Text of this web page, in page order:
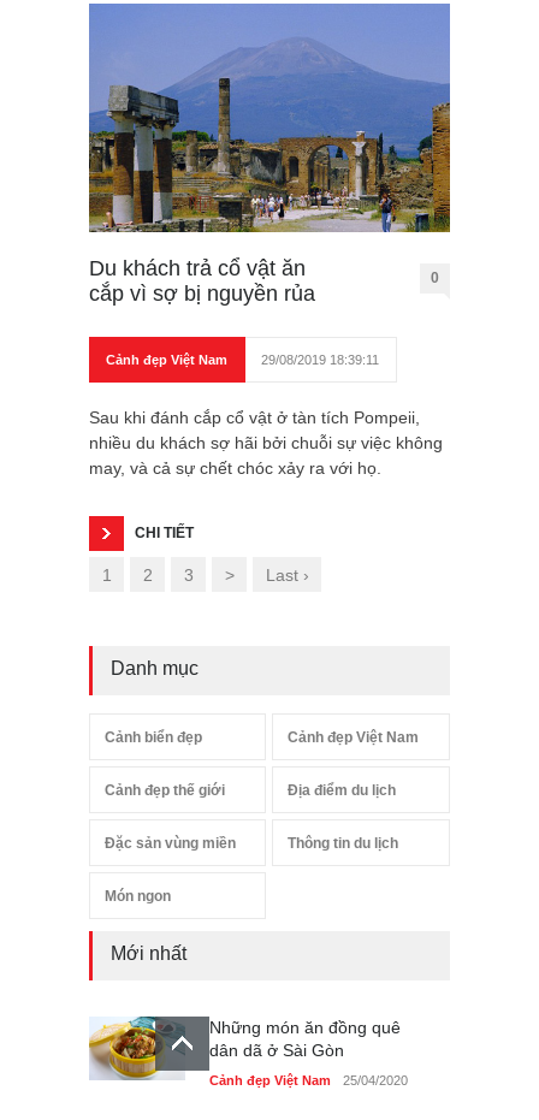
Du khách trả cổ vật ăn
cắp vì sợ bị nguyền rủa
0
Cảnh đẹp Việt Nam 29/08/2019 18:39:11
Sau khi đánh cắp cổ vật ở tàn tích Pompeii,
nhiều du khách sợ hãi bởi chuỗi sự việc không
may, và cả sự chết chóc xảy ra với họ.
CHI TIẾT
1 2 3 > Last ›
Danh mục
Cảnh biển đẹp Cảnh đẹp Việt Nam
Cảnh đẹp thế giới Địa điểm du lịch
Đặc sản vùng miền Thông tin du lịch
Món ngon
Mới nhất
Những món ăn đồng quê
dân dã ở Sài Gòn
Cảnh đẹp Việt Nam 25/04/2020